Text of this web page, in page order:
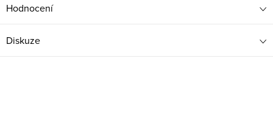
Hodnocení
Diskuze